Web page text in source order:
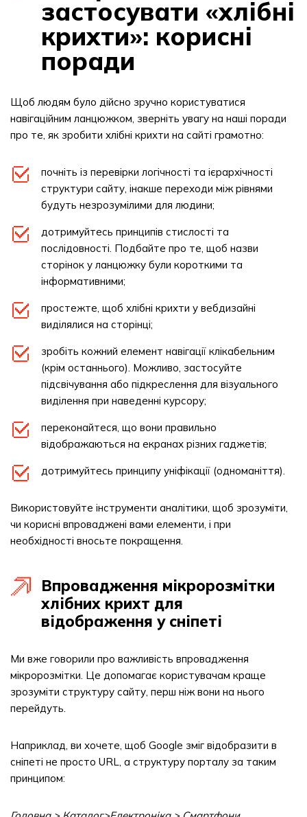
застосувати «хлібні
крихти»: корисні
поради
Щоб людям було дійсно зручно користуватися
навігаційним ланцюжком, зверніть увагу на наші поради
про те, як зробити хлібні крихти на сайті грамотно:
почніть із перевірки логічності та ієрархічності
структури сайту, інакше переходи між рівнями
будуть незрозумілими для людини;
дотримуйтесь принципів стислості та
послідовності. Подбайте про те, щоб назви
сторінок у ланцюжку були короткими та
інформативними;
простежте, щоб хлібні крихти у вебдизайні
виділялися на сторінці;
зробіть кожний елемент навігації клікабельним
(крім останнього). Можливо, застосуйте
підсвічування або підкреслення для візуального
виділення при наведенні курсору;
переконайтеся, що вони правильно
відображаються на екранах різних гаджетів;
дотримуйтесь принципу уніфікації (одноманіття).
Використовуйте інструменти аналітики, щоб зрозуміти,
чи корисні впроваджені вами елементи, і при
необхідності вносьте покращення.
Впровадження мікророзмітки
хлібних крихт для
відображення у сніпеті
Ми вже говорили про важливість впровадження
мікророзмітки. Це допомагає користувачам краще
зрозуміти структуру сайту, перш ніж вони на нього
перейдуть.
Наприклад, ви хочете, щоб Google зміг відобразити в
сніпеті не просто URL, а структуру порталу за таким
принципом: